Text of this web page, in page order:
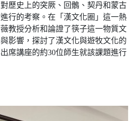
歷史上的突厥、回鶻、契丹和蒙古
行的考察。在「漢文化圈」這一熱
教授分析和論證了筷子這一物質文
影響，探討了漢文化與遊牧文化的
席講座的約30位師生就該課題進行